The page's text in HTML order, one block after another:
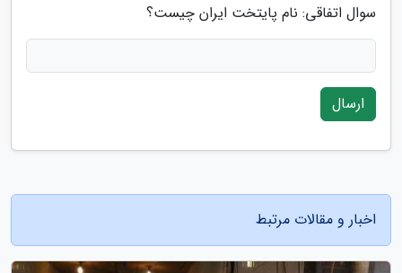
سوال اتفاقی: نام پایتخت ایران چیست؟
ارسال
اخبار و مقالات مرتبط